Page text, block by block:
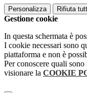
Personalizza Rifiuta
Gestione cookie
In questa schermata è
I cookie necessari sono
piattaforma e non è
Per conoscere quali
visionare la COOKIE